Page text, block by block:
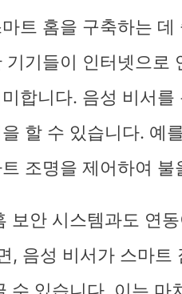
트 홈을 구축하는
기기들이 인터넷으로
합니다. 음성 비서
할 수 있습니다. 예
조명을 제어하여 불
보안 시스템과도 연
, 음성 비서가 스마